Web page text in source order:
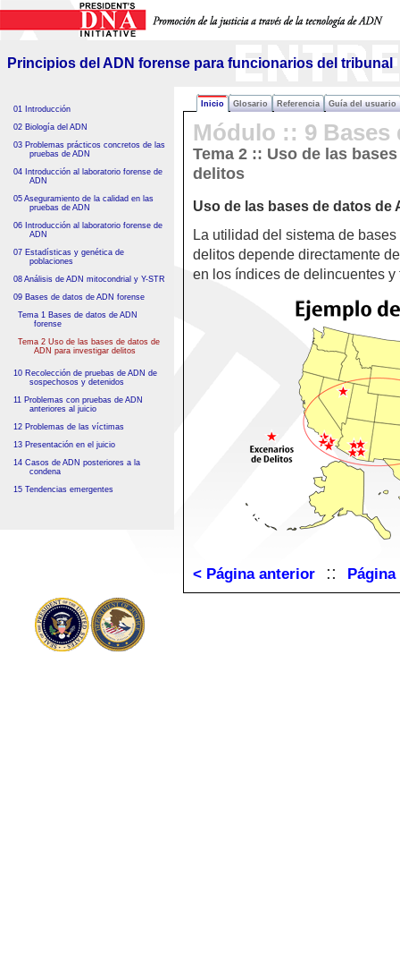
para funcionarios del tribunal
Principios del ADN forense para funcionarios del tribunal
Inicio Glosario Referencia Guía del usuario
01 Introducción
02 Biología del ADN
03 Problemas prácticos concretos de las
pruebas de ADN
04 Introducción al laboratorio forense de
ADN
05 Aseguramiento de la calidad en las
pruebas de ADN
06 Introducción al laboratorio forense de
ADN
07 Estadísticas y genética de
poblaciones
08 Análisis de ADN mitocondrial y Y-STR
09 Bases de datos de ADN forense
Tema 1 Bases de datos de ADN
forense
Tema 2 Uso de las bases de datos de
ADN para investigar delitos
10 Recolección de pruebas de ADN de
sospechosos y detenidos
11 Problemas con pruebas de ADN
anteriores al juicio
12 Problemas de las víctimas
13 Presentación en el juicio
14 Casos de ADN posteriores a la
condena
15 Tendencias emergentes
Módulo :: 9 Bases
Tema 2 :: Uso de las
delitos
Uso de las bases de datos de
La utilidad del sistema de
delitos depende directamente
en los índices de delincuentes y
< Página anterior ::